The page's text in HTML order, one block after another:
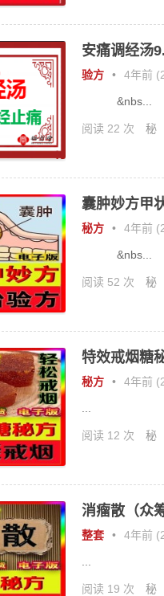
安痛调经汤
验方 • 4年前
&nbs...
阅读 22 次 秘
囊肿妙方甲
秘方 • 4年前
&nbs...
阅读 52 次 秘
特效戒烟糖
秘方 • 4年前
阅读 12 次 秘
消瘤散（众
整套 • 4年前
阅读 19 次 秘